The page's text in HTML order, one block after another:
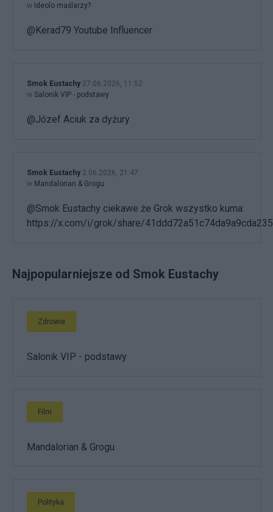
w Ideolo maślarzy?
@Kerad79 Youtube Influencer
Smok Eustachy 27.06.2026, 11:52
w Salonik VIP - podstawy
@Józef Aciuk za dyżury
Smok Eustachy 2.06.2026, 21:47
w Mandalorian & Grogu
@Smok Eustachy ciekawe że Grok wszystko kuma:
https://x.com/i/grok/share/
Najpopularniejsze od Smok Eustachy
Zdrowie
Salonik VIP - podstawy
Film
Mandalorian & Grogu
Polityka